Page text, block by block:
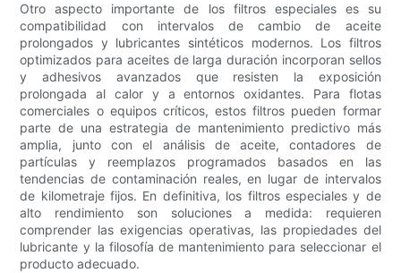
Otro aspecto importante de los filtros especiales es su
compatibilidad con intervalos de cambio de aceite
prolongados y lubricantes sintéticos modernos. Los filtros
optimizados para aceites de larga duración incorporan sellos
y adhesivos avanzados que resisten la exposición
prolongada al calor y a entornos oxidantes. Para flotas
comerciales o equipos críticos, estos filtros pueden formar
parte de una estrategia de mantenimiento predictivo más
amplia, junto con el análisis de aceite, contadores de
partículas y reemplazos programados basados ​​en las
tendencias de contaminación reales, en lugar de intervalos
de kilometraje fijos. En definitiva, los filtros especiales y de
alto rendimiento son soluciones a medida: requieren
comprender las exigencias operativas, las propiedades del
lubricante y la filosofía de mantenimiento para seleccionar el
producto adecuado.